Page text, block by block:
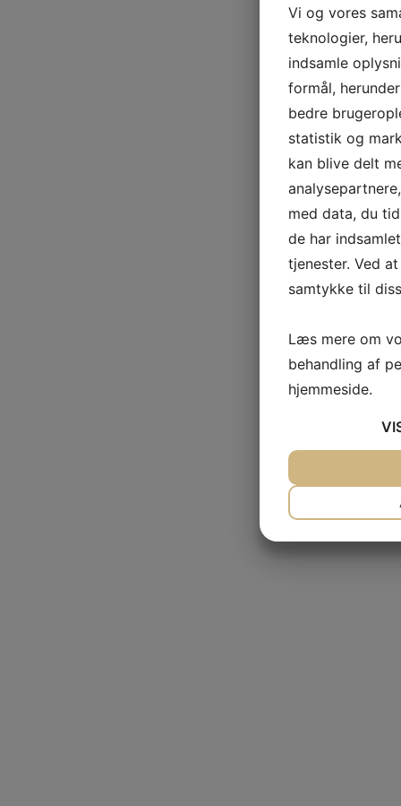
Vi og vores
teknologier,
indsamle
formål,
bedre
statistik og
kan blive delt
med data, du
de har
tjenester. Ved
samtykke til
Læs mere om
behandling af
hjemmeside.